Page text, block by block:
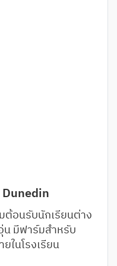
อนรับนักเรียนต่าง
น มีฟาร์มสำหรับ
ในโรงเรียน